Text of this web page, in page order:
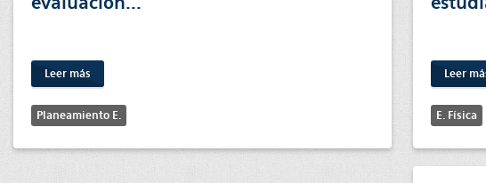
Leer más
Planeamiento E.
Leer
E. Física